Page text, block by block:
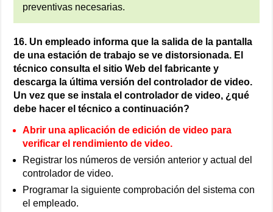
preventivas necesarias.
16. Un empleado informa que la salida de la pantalla
de una estación de trabajo se ve distorsionada. El
técnico consulta el sitio Web del fabricante y
descarga la última versión del controlador de video.
Un vez que se instala el controlador de video, ¿qué
debe hacer el técnico a continuación?
Abrir una aplicación de edición de video para
verificar el rendimiento de video.
Registrar los números de versión anterior y actual del
controlador de video.
Programar la siguiente comprobación del sistema con
el empleado.